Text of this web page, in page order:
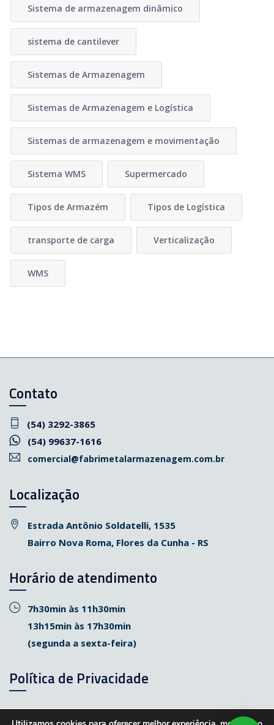
Sistema de armazenagem dinâmico
sistema de cantilever
Sistemas de Armazenagem
Sistemas de Armazenagem e Logística
Sistemas de armazenagem e movimentação
Sistema WMS Supermercado
Tipos de Armazém Tipos de Logística
transporte de carga Verticalização
WMS
Contato
(54) 3292-3865
(54) 99637-1616
comercial@fabrimetalarmazenagem.com.br
Localização
Estrada Antônio Soldatelli, 1535
Bairro Nova Roma, Flores da Cunha - RS
Horário de atendimento
7h30min às 11h30min
13h15min às 17h30min
(segunda a sexta-feira)
Política de Privacidade